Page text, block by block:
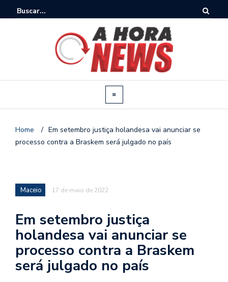
Home / Em setembro justiça holandesa vai anunciar se
processo contra a Braskem será julgado no país
Maceio 17 de maio de 2022
Em setembro justiça
holandesa vai anunciar se
processo contra a Braskem
será julgado no país